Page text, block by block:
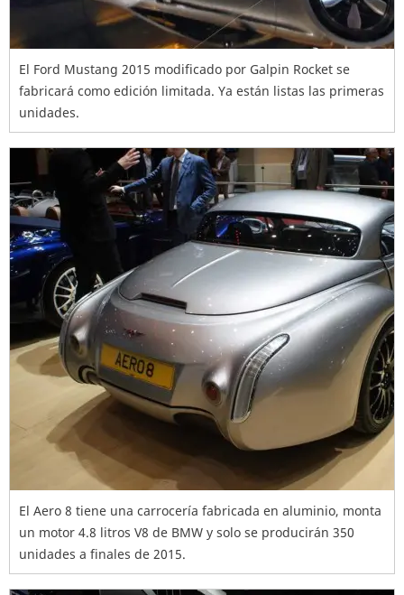
El Ford Mustang 2015 modificado por Galpin Rocket se
fabricará como edición limitada. Ya están listas las primeras
unidades.
El Aero 8 tiene una carrocería fabricada en aluminio, monta
un motor 4.8 litros V8 de BMW y solo se producirán 350
unidades a finales de 2015.